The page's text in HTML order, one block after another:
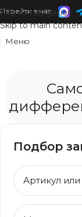
Skip to navigation
Skip to main
Перейти в чат:
Меню
Подбор